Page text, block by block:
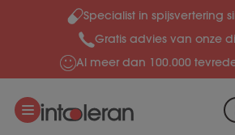
Meteen naar de content
Specialist in spijsvertering
Gratis advies van onze
Al meer dan 100.000